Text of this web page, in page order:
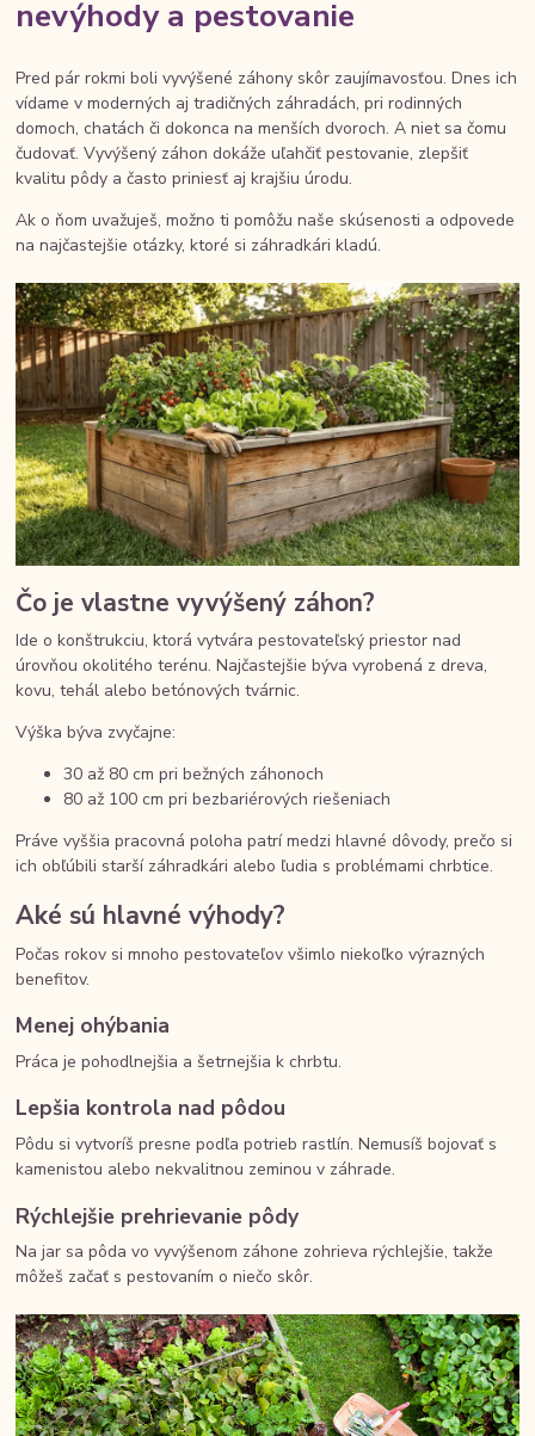
nevýhody a pestovanie
Pred pár rokmi boli vyvýšené záhony skôr zaujímavosťou. Dnes ich
vídame v moderných aj tradičných záhradách, pri rodinných
domoch, chatách či dokonca na menších dvoroch. A niet sa čomu
čudovať. Vyvýšený záhon dokáže uľahčiť pestovanie, zlepšiť
kvalitu pôdy a často priniesť aj krajšiu úrodu.
Ak o ňom uvažuješ, možno ti pomôžu naše skúsenosti a odpovede
na najčastejšie otázky, ktoré si záhradkári kladú.
Čo je vlastne vyvýšený záhon?
Ide o konštrukciu, ktorá vytvára pestovateľský priestor nad
úrovňou okolitého terénu. Najčastejšie býva vyrobená z dreva,
kovu, tehál alebo betónových tvárnic.
Výška býva zvyčajne:
30 až 80 cm pri bežných záhonoch
80 až 100 cm pri bezbariérových riešeniach
Práve vyššia pracovná poloha patrí medzi hlavné dôvody, prečo si
ich obľúbili starší záhradkári alebo ľudia s problémami chrbtice.
Aké sú hlavné výhody?
Počas rokov si mnoho pestovateľov všimlo niekoľko výrazných
benefitov.
Menej ohýbania
Práca je pohodlnejšia a šetrnejšia k chrbtu.
Lepšia kontrola nad pôdou
Pôdu si vytvoríš presne podľa potrieb rastlín. Nemusíš bojovať s
kamenistou alebo nekvalitnou zeminou v záhrade.
Rýchlejšie prehrievanie pôdy
Na jar sa pôda vo vyvýšenom záhone zohrieva rýchlejšie, takže
môžeš začať s pestovaním o niečo skôr.